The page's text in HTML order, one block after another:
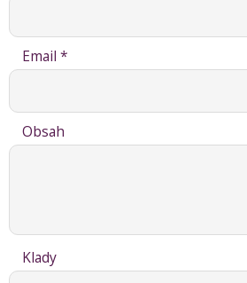
Email *
Obsah
Klady